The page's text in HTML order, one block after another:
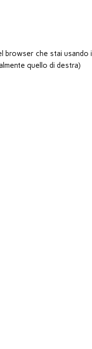
browser che stai usando i
quello di destra)